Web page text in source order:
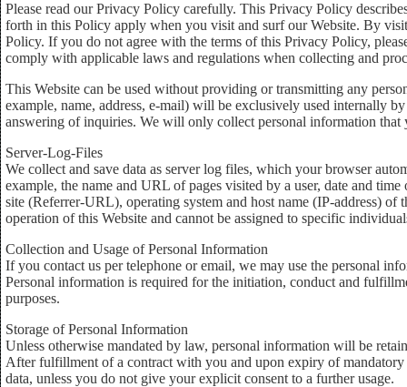
Please read our Privacy Policy carefully. This Privacy Policy
forth in this Policy apply when you visit and surf our Website. By
Policy. If you do not agree with the terms of this Privacy Policy,
comply with applicable laws and regulations when collecting and
This Website can be used without providing or transmitting any
example, name, address, e-mail) will be exclusively used internally
answering of inquiries. We will only collect personal information
Server-Log-Files
We collect and save data as server log files, which your browser
example, the name and URL of pages visited by a user, date and
site (Referrer-URL), operating system and host name (IP-address) of
operation of this Website and cannot be assigned to specific
Collection and Usage of Personal Information
If you contact us per telephone or email, we may use the personal
Personal information is required for the initiation, conduct and
purposes.
Storage of Personal Information
Unless otherwise mandated by law, personal information will be
After fulfillment of a contract with you and upon expiry of
data, unless you do not give your explicit consent to a further usage.